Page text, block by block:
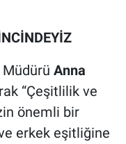
Anna
“Çeşitlilik ve
önemli bir
erkek eşitliğine